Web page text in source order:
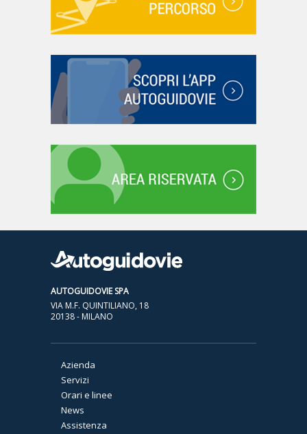
AUTOGUIDOVIE SPA
VIA M.F. QUINTILIANO, 18
20138 - MILANO
Azienda
Servizi
Orari e linee
News
Assistenza